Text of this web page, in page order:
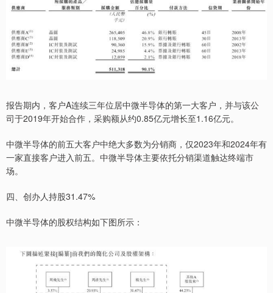
报告期内，客户A连续三年位居中微半导体的第一大客户，并与该公
司于2019年开始合作，采购额从约0.85亿元增长至1.16亿元。
中微半导体的前五大客户中绝大多数为分销商，仅2023年和2024年有
一家直接客户进入前五。中微半导体主要依托分销渠道触达终端市
场。
四、创办人持股31.47%
中微半导体的股权结构如下图所示：